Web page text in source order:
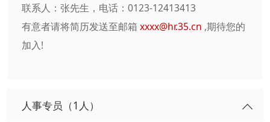
联系人：张先生，电话：0123-12413413
有意者请将简历发送至邮箱xxxx@hr.35.cn ,期待您的
加入!
人事专员（1人）